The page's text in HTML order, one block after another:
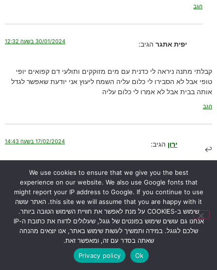
הגב
יפית אתגר הגיב: 30/01/2024 בשעה 12:32
קבלתי מתנה ניראה לי כדנית עם מים מזוקקים ותולעי דם קפואים יופי
טופי אבל לא הסבירו לי כלום עליה השמח ליעוץ אני יודעת שאפשר לגדל
אותה בבית אבל לא אמרו לי כלום עליה
הגב
ירון הגיב: 17/02/2024 בשעה 14:43
שלום יפית,
אני מזמין אותך ליצור איתי קשר דרך עמוד “צור קשר“.
תשלחי לי את מספר הטלפון שלך ואחזור אליך.
תוכלי גם לקפוץ לבקר אותי ולראות איך אני מגדל את הכדניות אצלי
בבית.
בהצלחה,
ירון
We use cookies to ensure that we give you the best
experience on our website. We also use Google fonts that
might report your IP address to Google. If you continue to use
this site we will assume that you are happy with it. האתר עושה
שימוש ב-COOKIES על מנת לאפשר את חוויית השימוש הטובה ביותר.
אנחנו גם עושים שימוש בפונטים של גוגל, שעלולים לדווח את כתובת ה-IP
שלכם לגוגל. במידה ותמשיך לעשות שימוש באתר, אנו יוצאים מהנחה
שאתה בסדר עם זה, ומאפשר זאת.
Ok
Privacy policy